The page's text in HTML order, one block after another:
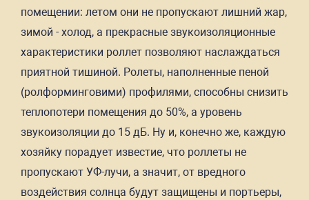
помещении: летом они не пропускают лишний жар,
зимой - холод, а прекрасные звукоизоляционные
характеристики роллет позволяют наслаждаться
приятной тишиной. Ролеты, наполненные пеной
(ролформинговими) профилями, способны снизить
теплопотери помещения до 50%, а уровень
звукоизоляции до 15 дБ. Ну и, конечно же, каждую
хозяйку порадует известие, что роллеты не
пропускают УФ-лучи, а значит, от вредного
воздействия солнца будут защищены и портьеры,